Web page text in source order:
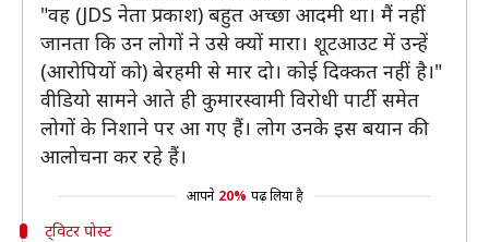
"वह (JDS नेता प्रकाश) बहुत अच्छा आदमी था। मैं नहीं
जानता कि उन लोगों ने उसे क्यों मारा। शूटआउट में उन्हें
(आरोपियों को) बेरहमी से मार दो। कोई दिक्कत नहीं है।"
वीडियो सामने आते ही कुमारस्वामी विरोधी पार्टी समेत
लोगों के निशाने पर आ गए हैं। लोग उनके इस बयान की
आलोचना कर रहे हैं।
आपने 20% पढ़ लिया है
ट्विटर पोस्ट